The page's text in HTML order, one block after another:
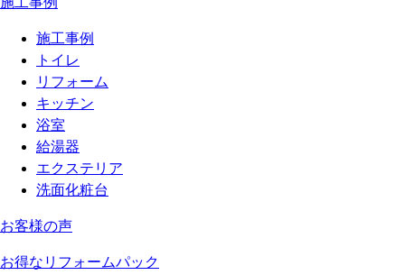
施工事例
トイレ
リフォーム
キッチン
浴室
給湯器
エクステリア
洗面化粧台
お客様の声
お得なリフォームパック